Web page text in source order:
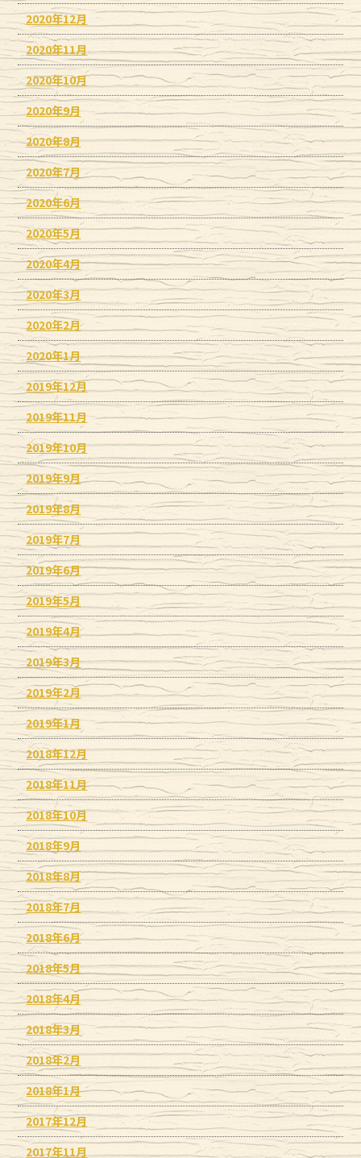
2020年12月
2020年11月
2020年10月
2020年9月
2020年8月
2020年7月
2020年6月
2020年5月
2020年4月
2020年3月
2020年2月
2020年1月
2019年12月
2019年11月
2019年10月
2019年9月
2019年8月
2019年7月
2019年6月
2019年5月
2019年4月
2019年3月
2019年2月
2019年1月
2018年12月
2018年11月
2018年10月
2018年9月
2018年8月
2018年7月
2018年6月
2018年5月
2018年4月
2018年3月
2018年2月
2018年1月
2017年12月
2017年11月